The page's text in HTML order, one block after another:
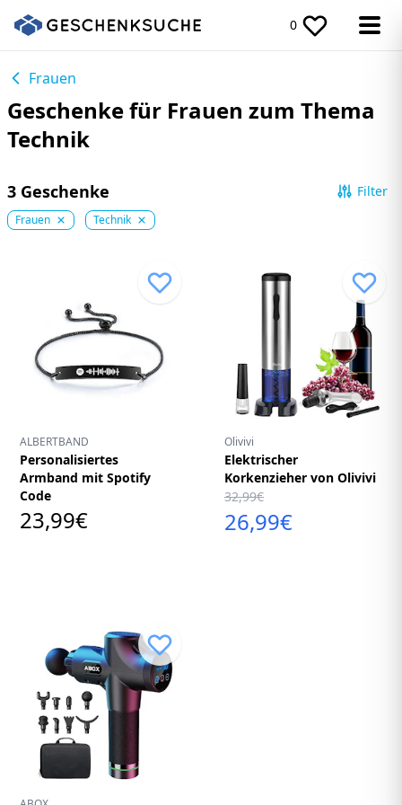
0
Frauen
Geschenke für Frauen zum Thema
Technik
3 Geschenke Filter
Frauen Technik
ALBERTBAND
Personalisiertes
Armband mit Spotify
Code
23,99€
Olivivi
Elektrischer
Korkenzieher von Olivivi
32,99€
26,99€